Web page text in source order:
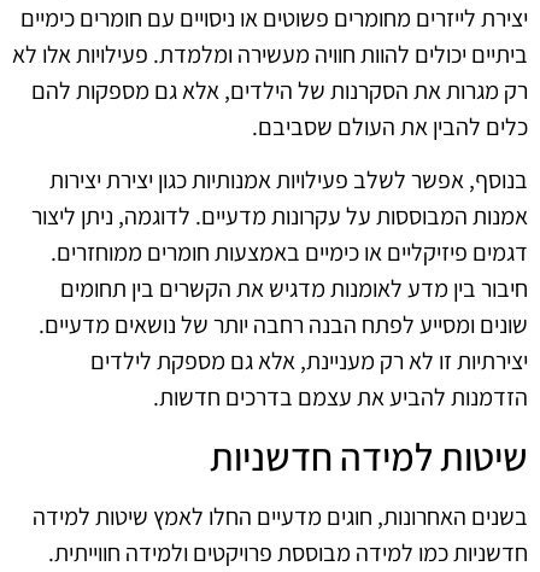
יצירת לייזרים מחומרים פשוטים או ניסויים עם חומרים כימיים
ביתיים יכולים להוות חוויה מעשירה ומלמדת. פעילויות אלו לא
רק מגרות את הסקרנות של הילדים, אלא גם מספקות להם
כלים להבין את העולם שסביבם.
בנוסף, אפשר לשלב פעילויות אמנותיות כגון יצירת יצירות
אמנות המבוססות על עקרונות מדעיים. לדוגמה, ניתן ליצור
דגמים פיזיקליים או כימיים באמצעות חומרים ממוחזרים.
חיבור בין מדע לאומנות מדגיש את הקשרים בין תחומים
שונים ומסייע לפתח הבנה רחבה יותר של נושאים מדעיים.
יצירתיות זו לא רק מעניינת, אלא גם מספקת לילדים
הזדמנות להביע את עצמם בדרכים חדשות.
שיטות למידה חדשניות
בשנים האחרונות, חוגים מדעיים החלו לאמץ שיטות למידה
חדשניות כמו למידה מבוססת פרויקטים ולמידה חווייתית.